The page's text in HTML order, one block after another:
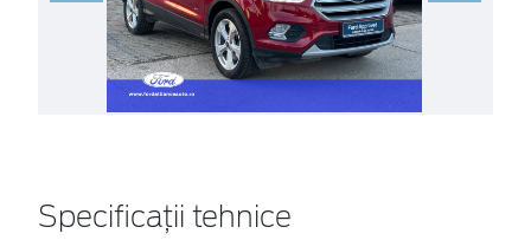
Specificații tehnice